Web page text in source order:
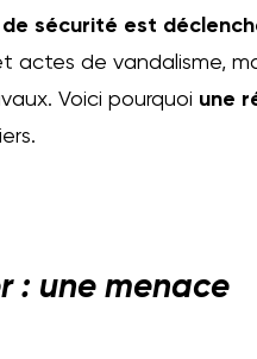
sécurité est
actes de vandalisme,
Voici pourquoi une
: une menace